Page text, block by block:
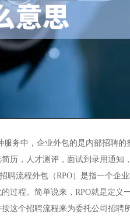
务中，企业外包的是内部招聘
历，人才测评，面试到录用通知
聘流程外包（RPO）是指一个企
过程。简单说来，RPO就是定义
这个招聘流程来为委托公司招聘